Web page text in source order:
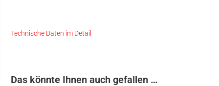
Technische Daten im Detail
Das könnte Ihnen auch gefallen …